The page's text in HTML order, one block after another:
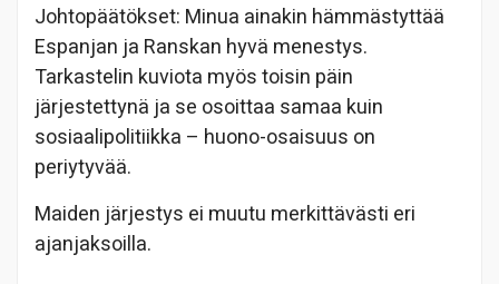
Johtopäätökset: Minua ainakin hämmästyttää
Espanjan ja Ranskan hyvä menestys.
Tarkastelin kuviota myös toisin päin
järjestettynä ja se osoittaa samaa kuin
sosiaalipolitiikka – huono-osaisuus on
periytyvää.
Maiden järjestys ei muutu merkittävästi eri
ajanjaksoilla.